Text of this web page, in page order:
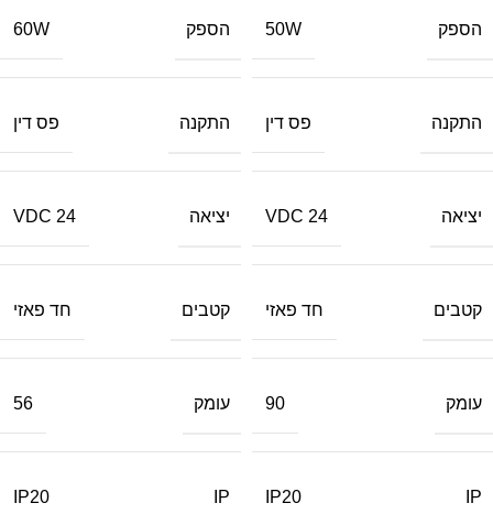
הספק 50W
התקנה פס דין
יציאה 24 VDC
קטבים חד פאזי
עומק 90
IP
IP20
הספק 60W
התקנה פס דין
יציאה 24 VDC
קטבים חד פאזי
עומק 56
IP
IP20